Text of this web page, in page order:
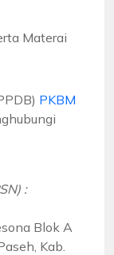
Materai
PKBM
:
Blok A
Kab.